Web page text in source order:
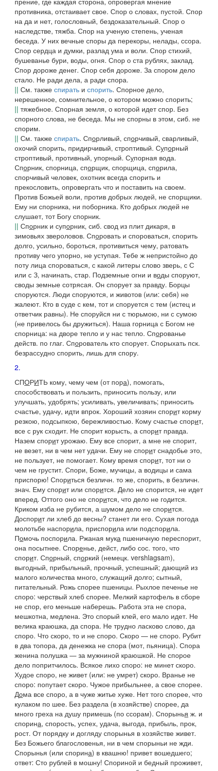
противника, отстаивает свое. Спор о словах, пустой. Спор
на да и нет, голословный, бездоказательный. Спор о
наследстве, тяжба. Спор на ученую степень, ученая
беседа. У них вечные споры да перекоры, нелады, ссора.
Спор сердца и думки, разлад ума и воли. Спор стихий,
бушеванье бури, воды, огня. Спор о ста рублях, заклад.
Спор дороже денег. Спор себя дороже. За спором дело
стало. Не ради дела, а ради спора.
|| См. также спирать и спорить. Спорное дело,
нерешенное, сомнительное, о котором можно спорить;
|| тяжебное. Спорная земля, о которой идет спор. Без
спорного слова, не беседа. Мы не спорны в этом, сиб. не
спорим.
|| См. также спирать. Спорливый, спорчивый, сварливый,
охочий спорить, придирчивый, строптивый. Супорный
строптивый, противный, упорный. Супорная вода.
Спорник, спорница, спорщик, спорщица, спорила,
спорчивый человек, охотник всегда спорить и
прекословить, опровергать что и поставить на своем.
Против Божьей воли, против добрых людей, не спорщики.
Ему ни спорника, ни поборника. Кто добрых людей не
слушает, тот Богу спорник.
|| Спорник и супорник, сиб. свод из плит дикаря, в
зимовьях звероловов. Споровать и спороваться, спорить
долго, усильно, бороться, противиться чему, ратовать
противу чего упорно, не уступая. Тебе ж непристойно до
поту лица спороваться, с какой литеры слово зверь, с С
или с З, начинать, стар. Подземные огни и воды споруют,
своды земные сотрясая. Он спорует за правду. Борцы
споруются. Люди споруются, и животов (или: себя) не
жалеют. Кто в суде с кем, тот и споруется с тем (истец и
ответчик равны). Не споруйся ни с тюрьмою, ни с сумою
(не привелось бы дружиться). Наша горница с Богом не
спорница: на дворе тепло и у нас тепло. Спорованье
действ. по глаг. Спорователь кто спорует. Спорыхать пск.
безрассудно спорить, лишь для спору.
2.
СПОРИТЬ кому, чему чем (от пора), помогать,
способствовать и пользить, приносить пользу, или
улучшать, удобрять; усиливать, увеличивать; приносить
счастье, удачу, идти впрок. Хороший хозяин спорит корму
резкою, подсыпкою, бережливостью. Кому счастье спорит,
все с рук сходит. Не спорит корысть, а спорит правда.
Назем спорит урожаю. Ему все спорит, а мне не спорит,
не везет, ни в чем нет удачи. Ему не спорит снадобье это,
не пользует, не помогает. Кому время спорит, тот ни о
чем не грустит. Спори, Боже, мучицы, а водицы и сама
приспорю! Спориться безличн. то же, спорить, в безличн.
знач. Ему споритили спорится. Дело не спорится, не идет
вперед. Оттого оно не спорится, что дело не годится.
Криком изба не рубится, а шумом дело не спорится.
Доспорит ли хлеб до весны? станет ли его. Сухая погода
молотьбе наспорила, приспорила или подспорила.
Помочь поспорила. Ржаная мука пшеничную переспорит,
она посытнее. Споренье, дейст, либо сос. того, что
спорит. Спорный, споркий (немецк. vershlagsam),
выгодный, прибыльный, прочный, успешный; дающий из
малого количества много, служащий долго; сытный,
питательный. Рожь спорее пшеницы. Рыхлое печенье не
споро: черствый хлеб спорее. Мелкий картофель в сборе
не спор, его меньше наберешь. Работа эта не спора,
мешкотна, медлена. Это спорый клей, его мало идет. Не
велика краюшка, да спора. Не трудно ласково слово, да
споро. Что скоро, то и не споро. Скоро — не споро. Рубит
в два топора, да денежка не спора (мот, пьяница). Спора
женина полушка — за мужниной краюшкой. Не спорое
дело попритчилось. Всякое лихо споро: не минет скоро.
Худое споро, не живет(или: не умрет) скоро. Вранье не
споро: попутает скоро. Чужое прибыльнее, а свое спорее.
Дома все споро, а в чуже житье хуже. Нет того спорее, что
кулаком по шее. Без раздела (в хозяйстве) спорее, да
много греха на душу примешь (по ссорам). Спорынья ж. и
спорина, спорость, успех, удача, выгода, прибыль, прок,
рост. От порядку и догляду спорынья в хозяйстве живет.
Без Божьего благословенья, ни в чем спорыньи не жди.
Спорынья (или спорина) в квашню! привет вошедшего;
ответ: Сто рублей в мошну! Спориной и бедный проживет,